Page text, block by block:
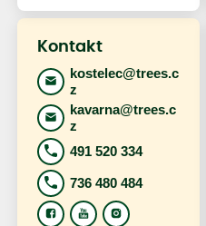
Kontakt
kostelec@trees.c
z
kavarna@trees.c
z
491 520 334
736 480 484